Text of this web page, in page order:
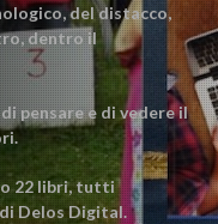
del distacco,
dentro il
pensare e di vedere il
22 libri, tutti
Delos Digital.